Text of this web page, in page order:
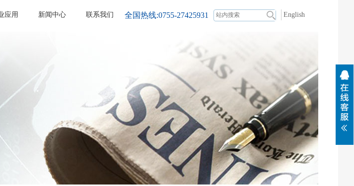
全国热线:0755-27425931 English
应用 新闻中心 联系我们